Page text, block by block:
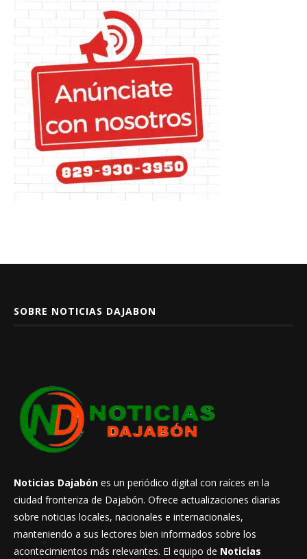
SOBRE NOTICIAS DAJABON
Noticias Dajabón es un periódico digital con raíces en la
ciudad fronteriza de Dajabón. Ofrece actualizaciones diarias
sobre noticias locales, nacionales e internacionales,
manteniendo a sus lectores bien informados sobre los
acontecimientos más relevantes. El equipo de Noticias